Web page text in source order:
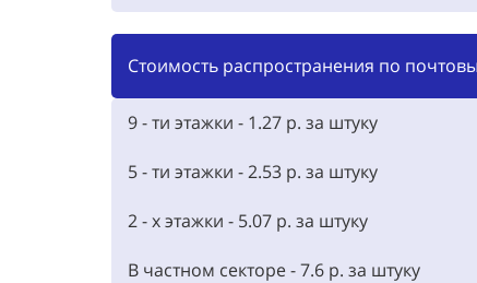
Стоимость распространения по
9 - ти этажки - 1.27 р. за штуку
5 - ти этажки - 2.53 р. за штуку
2 - х этажки - 5.07 р. за штуку
В частном секторе - 7.6 р. за штуку